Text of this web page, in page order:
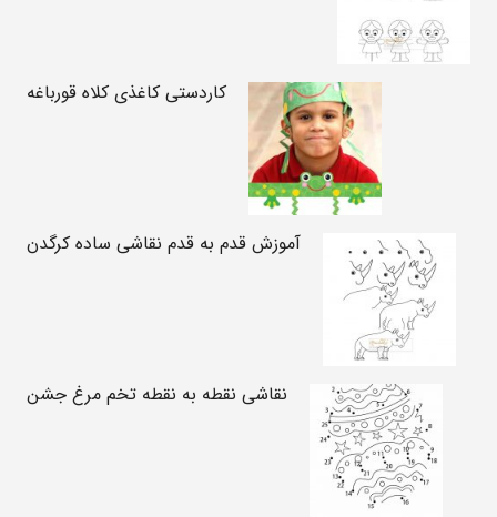
کاردستی کاغذی کلاه قورباغه
آموزش قدم به قدم نقاشی ساده کرگدن
نقاشی نقطه به نقطه تخم مرغ جشن